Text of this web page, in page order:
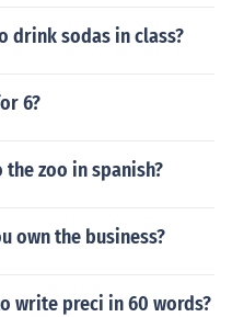
drink sodas in class?
6?
zoo in spanish?
own the business?
write preci in 60 words?